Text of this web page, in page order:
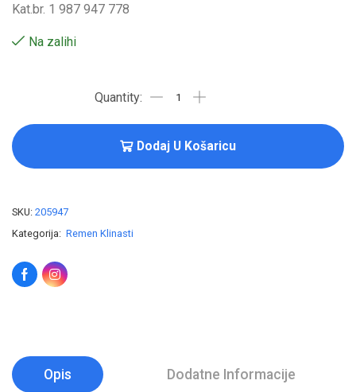
Kat.br. 1 987 947 778
Na zalihi
Dodaj U Košaricu
SKU: 205947
Kategorija: Remen Klinasti
Opis Dodatne Informacije